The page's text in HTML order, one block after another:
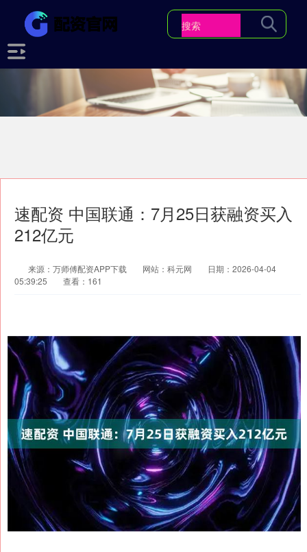
速配资 中国联通：7月25日获融资买入
212亿元
来源：万师傅配资APP下载 网站：科元网
日期：2026-04-04
05:39:25
查看：161